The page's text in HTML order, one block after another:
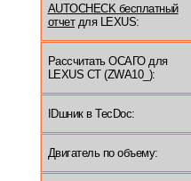
AUTOCHECK бесплатный
отчетдля LEXUS:
Рассчитать ОСАГО для
LEXUS CT (ZWA10_):
IDшник в TecDoc:
Двигатель по объему: